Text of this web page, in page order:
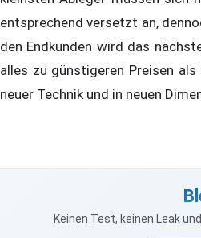
entsprechend versetzt an,
den Endkunden wird das
alles zu günstigeren Preisen
neuer Technik und in neuen
Keinen Test, keinen Leak